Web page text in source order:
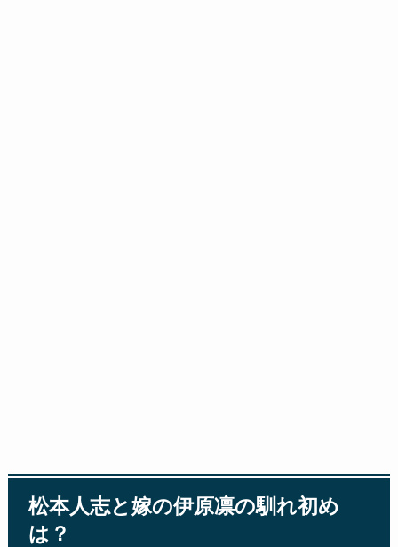
松本人志と嫁の伊原凛の馴れ初め
は？